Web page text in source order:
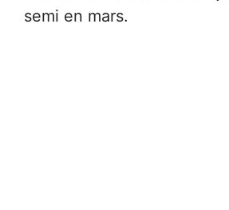
semi en mars.